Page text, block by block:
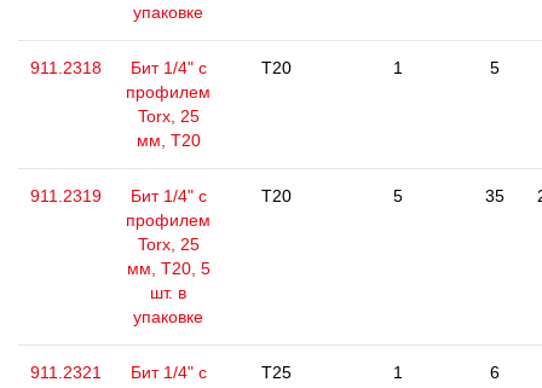
упаковке
911.2318
Бит 1/4" с
профилем
Torx, 25
мм, Т20
T20 1 5
911.2319
Бит 1/4" с
профилем
Torx, 25
мм, Т20, 5
шт. в
упаковке
T20 5 35
911.2321
Бит 1/4" с
T25 1 6